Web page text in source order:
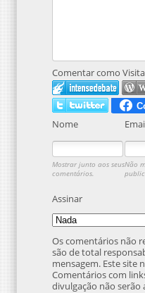
Comentar como
Nome
Mostrar junto aos seus
comentários.
Não
Assinar
Os comentários não
são de total
mensagem. Este site
Comentários com
divulgação não serão